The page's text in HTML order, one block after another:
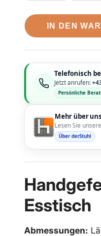
IN DEN
Telefonisch
Jetzt anrufen:
Persönliche
Mehr über
Lesen Sie
Über derStuhl
Esstisch
Abmessungen: